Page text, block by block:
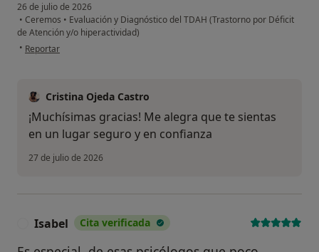
26 de julio de 2026
• Ceremos • Evaluación y Diagnóstico del TDAH (Trastorno por Déficit
de Atención y/o hiperactividad)
• en opinión del usuario MEMR
Reportar
Cristina Ojeda Castro
¡Muchísimas gracias! Me alegra que te sientas
en un lugar seguro y en confianza
27 de julio de 2026
Isabel Cita verificada